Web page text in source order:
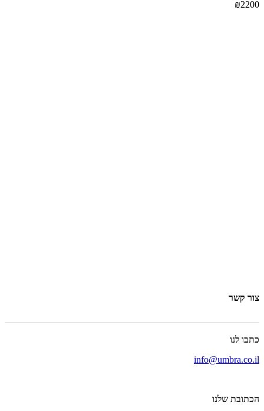
₪2200
צור קשר
כתבו לנו
info@umbra.co.il
הכתובת שלנו